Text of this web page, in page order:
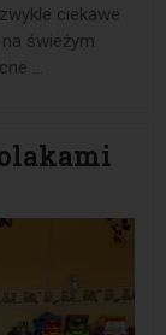
ciekawe
świeżym
…